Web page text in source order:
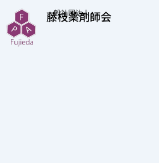
を
一般社団法人
藤枝薬剤師会